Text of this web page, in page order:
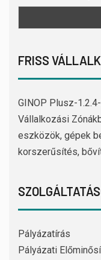
FRISS
GINOP Plusz-
Vállalkozási
eszközök, gépek
korszerűsítés,
Pályázatírás
Pályázati